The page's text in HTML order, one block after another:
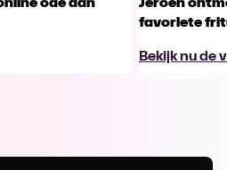
ode aan
Jeroen
favoriete
Bekijk nu de